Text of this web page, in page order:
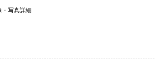
・写真詳細